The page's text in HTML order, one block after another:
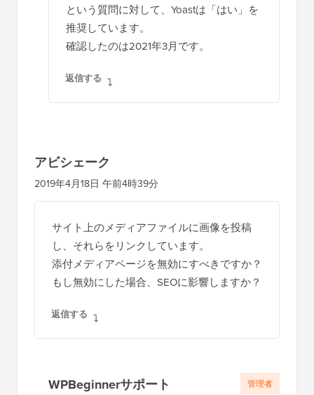
という質問に対して、Yoastは「はい」を
推奨しています。
確認したのは2021年3月です。
返信する
アビシェーク
2019年4月18日 午前4時39分
サイト上のメディアファイルに画像を投稿
し、それらをリンクしています。
添付メディアページを無効にすべきですか？
もし無効にした場合、SEOに影響しますか？
返信する
WPBeginnerサポート 管理者